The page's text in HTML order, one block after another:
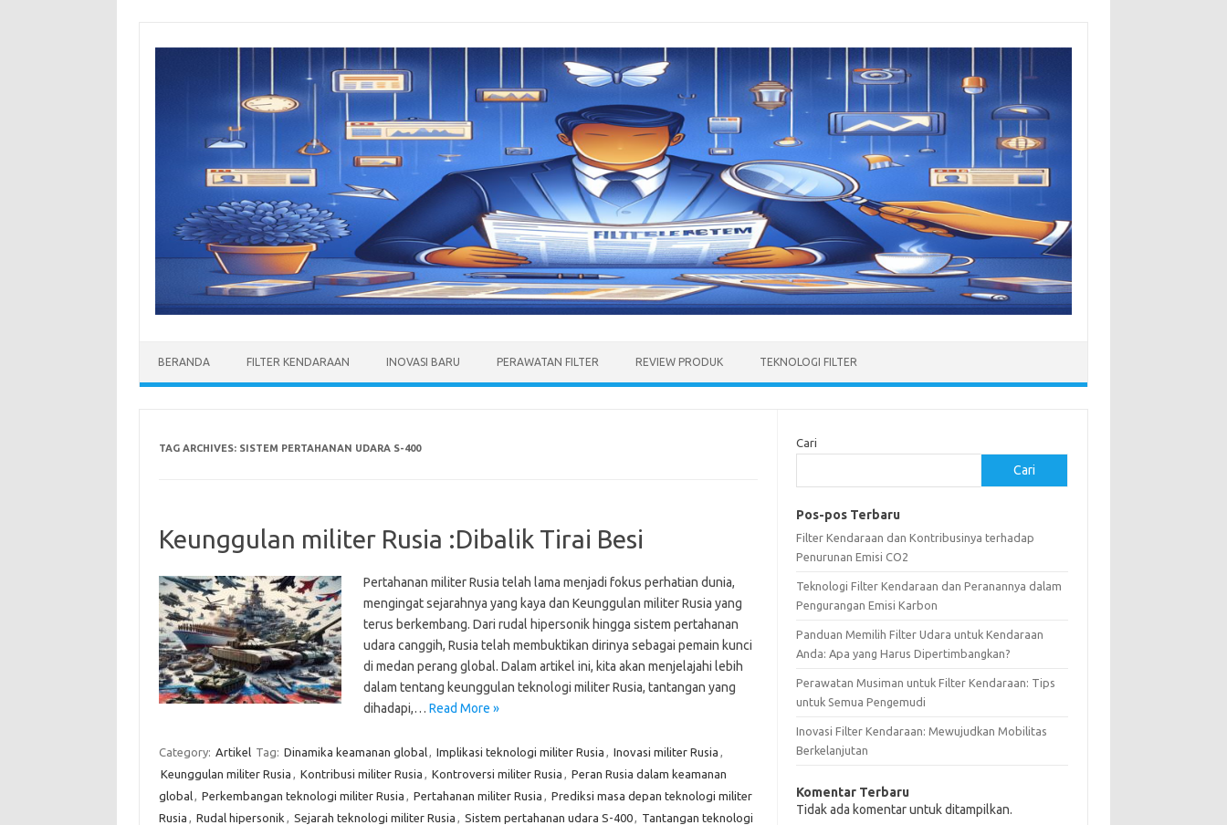
BERANDA FILTER KENDARAAN INOVASI BARU PERAWATAN FILTER REVIEW PRODUK TEKNOLOGI FILTER
TAG ARCHIVES: SISTEM PERTAHANAN UDARA S-400
Keunggulan militer Rusia :Dibalik Tirai Besi
Pertahanan militer Rusia telah lama menjadi fokus perhatian dunia,
mengingat sejarahnya yang kaya dan Keunggulan militer Rusia yang
terus berkembang. Dari rudal hipersonik hingga sistem pertahanan
udara canggih, Rusia telah membuktikan dirinya sebagai pemain kunci
di medan perang global. Dalam artikel ini, kita akan menjelajahi lebih
dalam tentang keunggulan teknologi militer Rusia, tantangan yang
dihadapi,… Read More »
Category: Artikel Tag: Dinamika keamanan global, Implikasi teknologi militer Rusia , Inovasi militer Rusia ,
Keunggulan militer Rusia , Kontribusi militer Rusia , Kontroversi militer Rusia , Peran Rusia dalam keamanan
global, Perkembangan teknologi militer Rusia , Pertahanan militer Rusia , Prediksi masa depan teknologi militer
Rusia , Rudal hipersonik , Sejarah teknologi militer Rusia , Sistem pertahanan udara S-400, Tantangan teknologi
Cari
Cari
Pos-pos Terbaru
Filter Kendaraan dan Kontribusinya terhadap
Penurunan Emisi CO2
Teknologi Filter Kendaraan dan Peranannya dalam
Pengurangan Emisi Karbon
Panduan Memilih Filter Udara untuk Kendaraan
Anda: Apa yang Harus Dipertimbangkan?
Perawatan Musiman untuk Filter Kendaraan: Tips
untuk Semua Pengemudi
Inovasi Filter Kendaraan: Mewujudkan Mobilitas
Berkelanjutan
Komentar Terbaru
Tidak ada komentar untuk ditampilkan.